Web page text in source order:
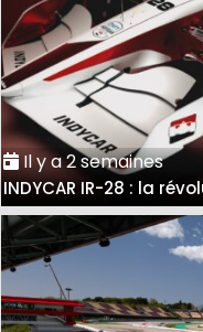
Il y a 2 semaines
INDYCAR IR-28 : la